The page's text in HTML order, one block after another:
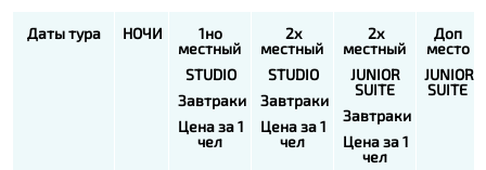
Даты тура НОЧИ 1но
местный
STUDIO
Завтраки
Цена за 1
чел
2х
местный
STUDIO
Завтраки
Цена за 1
чел
2х
местный
JUNIOR
SUITE
Завтраки
Цена за 1
чел
Доп
место
JUNIOR
SUITE